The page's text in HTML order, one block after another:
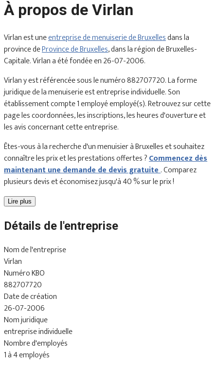
À propos de Virlan
Virlan est uneentreprise de menuiserie de Bruxellesdans la
province deProvince de Bruxelles, dans la région de Bruxelles-
Capitale. Virlan a été fondée en 26-07-2006.
Virlan y est référencée sous le numéro 882707720. La forme
juridique de la menuiserie est entreprise individuelle. Son
établissement compte 1 employé employé(s). Retrouvez sur cette
page les coordonnées, les inscriptions, les heures d'ouverture et
les avis concernant cette entreprise.
Êtes-vous à la recherche d'un menuisier à Bruxelles et souhaitez
connaître les prix et les prestations offertes ?Commencez dès
maintenant une demande de devis gratuite. Comparez
plusieurs devis et économisez jusqu'à 40 % sur le prix !
Lire plus
Détails de l'entreprise
Nom de l'entreprise
Virlan
Numéro KBO
882707720
Date de création
26-07-2006
Nom juridique
entreprise individuelle
Nombre d'employés
1 à 4 employés